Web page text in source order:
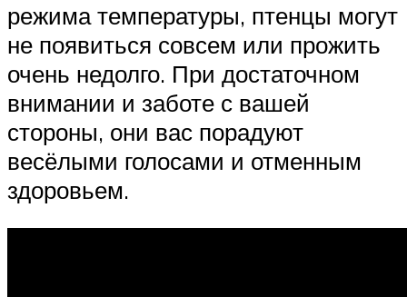
режима температуры, птенцы могут
не появиться совсем или прожить
очень недолго. При достаточном
внимании и заботе с вашей
стороны, они вас порадуют
весёлыми голосами и отменным
здоровьем.